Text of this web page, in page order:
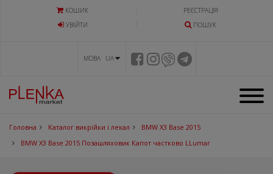
КОШИК
РЕЄСТРАЦІЯ
УВIЙТИ
ПОШУК
МОВА UA
Головна Каталог викрійки і лекал
BMW X3 Base 2015
BMW X3 Base 2015 Позашляховик Капот частково LLumar